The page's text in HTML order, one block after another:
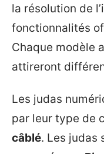
la résolution de
fonctionnalités
Chaque modèle
attireront
Les judas
par leur type de
câblé. Les judas